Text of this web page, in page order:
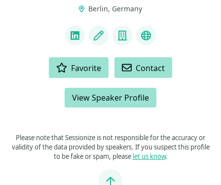
Berlin, Germany
LinkedInBlog CompanyThreads
Favorite Contact
View Speaker Profile
Please note that Sessionize is not responsible for the accuracy or
validity of the data provided by speakers. If you suspect this profile
to be fake or spam, please let us know.